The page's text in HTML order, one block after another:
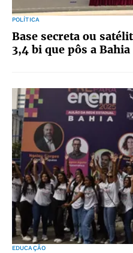
POLÍTICA
Base secreta ou
3,4 bi que pôs a
EDUCAÇÃO